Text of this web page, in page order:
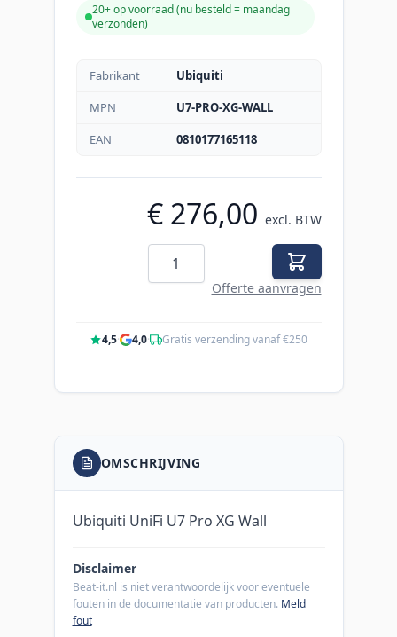
20+ op voorraad (nu besteld = maandag
verzonden)
Fabrikant
Ubiquiti
MPN
U7-PRO-XG-WALL
EAN
0810177165118
€ 276,00 excl. BTW
Aantal
Offerte aanvragen
4,5· 4,0· Gratis verzending vanaf €250
OMSCHRIJVING
Ubiquiti UniFi U7 Pro XG Wall
Disclaimer
Beat-it.nl is niet verantwoordelijk voor eventuele
fouten in de documentatie van producten. Meld
fout